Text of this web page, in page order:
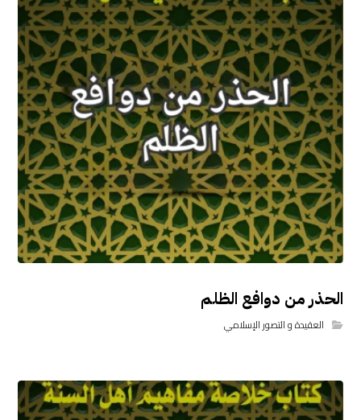
الحذر من دوافع الظلم
العقيدة و التصور الإسلامي